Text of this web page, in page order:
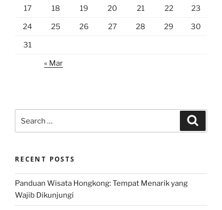
17 18 19 20 21 22 23
24 25 26 27 28 29 30
31
« Mar
for:
RECENT POSTS
Panduan Wisata Hongkong: Tempat Menarik yang
Wajib Dikunjungi